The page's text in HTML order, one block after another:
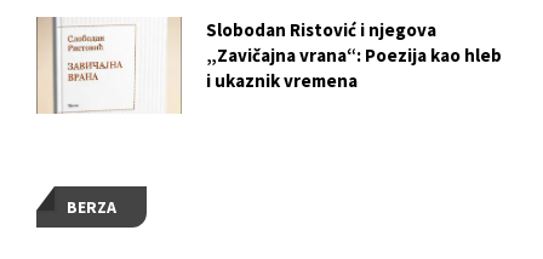
BERZA
Slobodan Ristović i njegova
„Zavičajna vrana“: Poezija kao hleb
i ukaznik vremena